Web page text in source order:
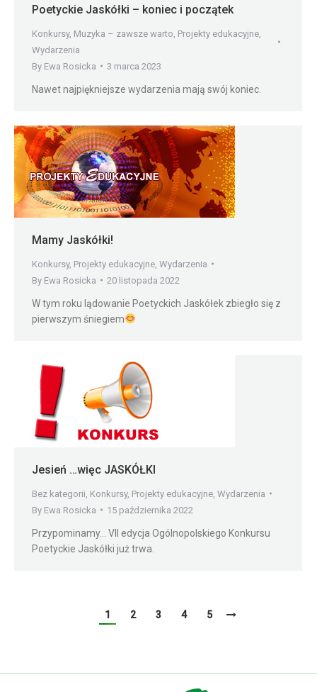
Poetyckie Jaskółki – koniec i początek
Konkursy, Muzyka – zawsze warto Projekty edukacyjne
Wydarzenia
By Ewa Rosicka 3 marca 2023
Nawet najpiękniejsze wydarzenia mają swój koniec.
Mamy Jaskółki!
Konkursy, Projekty edukacyjne Wydarzenia
By Ewa Rosicka 20 listopada 2022
W tym roku lądowanie Poetyckich Jaskółek zbiegło się z
pierwszym śniegiem
Jesień …więc JASKÓŁKI
Bez kategorii Konkursy, Projekty edukacyjne Wydarzenia
By Ewa Rosicka 15 października 2022
Przypominamy… VII edycja Ogólnopolskiego Konkursu
Poetyckie Jaskółki już trwa.
1 2 3 4 5